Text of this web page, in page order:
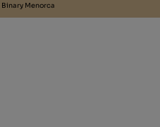
Binary Menorca